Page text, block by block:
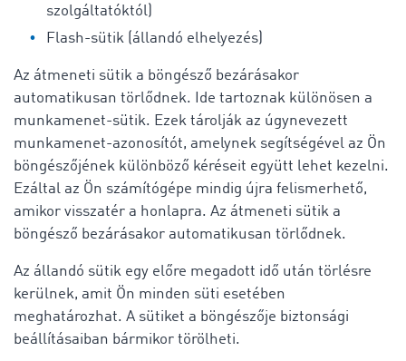
szolgáltatóktól)
Flash-sütik (állandó elhelyezés)
Az átmeneti sütik a böngésző bezárásakor
automatikusan törlődnek. Ide tartoznak különösen a
munkamenet-sütik. Ezek tárolják az úgynevezett
munkamenet-azonosítót, amelynek segítségével az Ön
böngészőjének különböző kéréseit együtt lehet kezelni.
Ezáltal az Ön számítógépe mindig újra felismerhető,
amikor visszatér a honlapra. Az átmeneti sütik a
böngésző bezárásakor automatikusan törlődnek.
Az állandó sütik egy előre megadott idő után törlésre
kerülnek, amit Ön minden süti esetében
meghatározhat. A sütiket a böngészője biztonsági
beállításaiban bármikor törölheti.